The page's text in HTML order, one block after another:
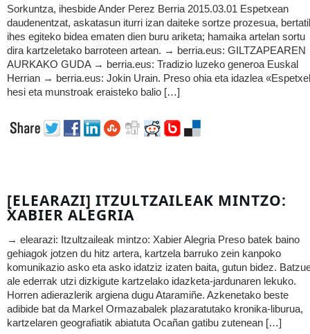
Sorkuntza, ihesbide Ander Perez Berria 2015.03.01 Espetxean
daudenentzat, askatasun iturri izan daiteke sortze prozesua,
ihes egiteko bidea ematen dien buru ariketa; hamaika artelan sortu
dira kartzeletako barroteen artean. → berria.eus: GILTZAPEAREN
AURKAKO GUDA → berria.eus: Tradizio luzeko generoa Euskal
Herrian → berria.eus: Jokin Urain. Preso ohia eta idazlea
hesi eta munstroak eraisteko balio […]
[ELEARAZI] ITZULTZAILEAK MINTZO:
XABIER ALEGRIA
→ elearazi: Itzultzaileak mintzo: Xabier Alegria Preso batek baino
gehiagok jotzen du hitz artera, kartzela barruko zein kanpoko
komunikazio asko eta asko idatziz izaten baita, gutun bidez.
ale ederrak utzi dizkigute kartzelako idazketa-jardunaren lekuko.
Horren adierazlerik argiena dugu Ataramiñe. Azkenetako beste
adibide bat da Markel Ormazabalek plazaratutako kronika-liburua,
kartzelaren geografiatik abiatuta Ocañan gatibu zutenean […]